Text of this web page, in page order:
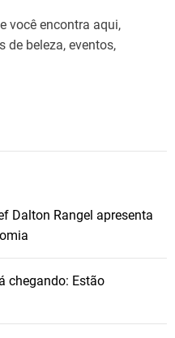
você encontra aqui,
de beleza, eventos,
Dalton Rangel apresenta
chegando: Estão